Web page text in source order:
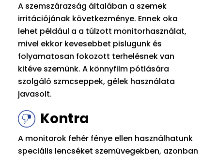
A szemszárazság általában a szemek
irritációjának következménye. Ennek oka
lehet például a a túlzott monitorhasználat,
mivel ekkor kevesebbet pislugunk és
folyamatosan fokozott terhelésnek van
kitéve szemünk. A könnyfilm pótlására
szolgáló szmcseppek, gélek használata
javasolt.
Kontra
A monitorok fehér fénye ellen használhatunk
speciális lencséket szemüvegekben, azonban